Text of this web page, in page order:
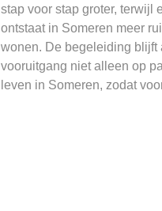
stap voor stap groter, terwijl
ontstaat in Someren meer
wonen. De begeleiding blijft
vooruitgang niet alleen op
leven in Someren, zodat